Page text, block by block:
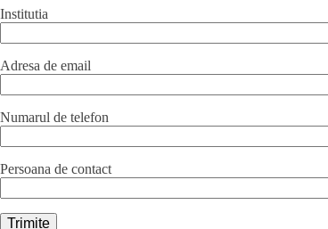
550W,
pompa
dubla
capacitate
inox,
quantity
Institutia
Adresa de email
Numarul de telefon
Persoana de contact